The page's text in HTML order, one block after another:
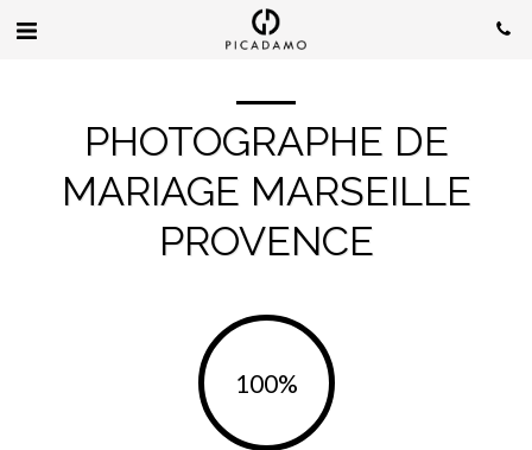
PHOTOGRAPHE DE
MARIAGE MARSEILLE
PROVENCE
100%